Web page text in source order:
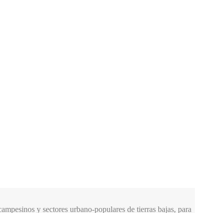
y sectores urbano-populares de tierras bajas, para